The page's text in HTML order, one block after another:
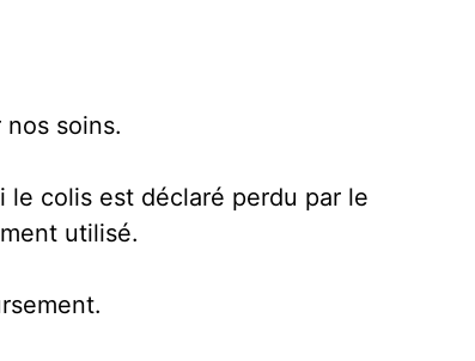
soins.
le colis est déclaré perdu par le
utilisé.